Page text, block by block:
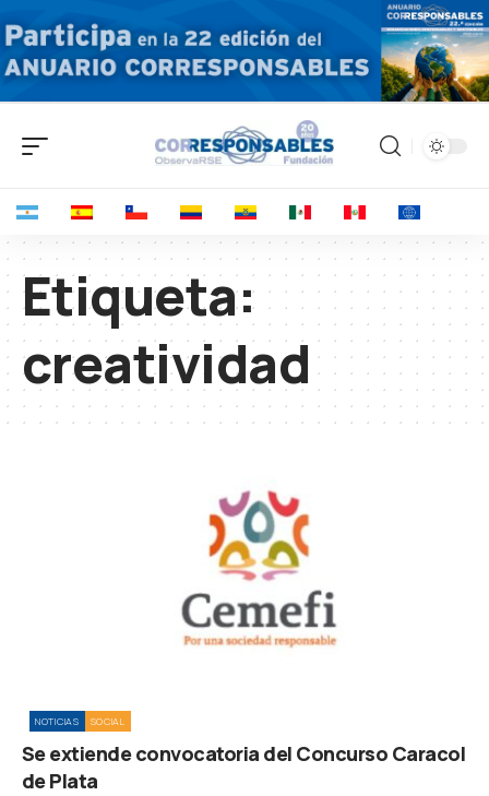
Etiqueta:
creatividad
NOTICIAS SOCIAL
Se extiende convocatoria del Concurso Caracol
de Plata